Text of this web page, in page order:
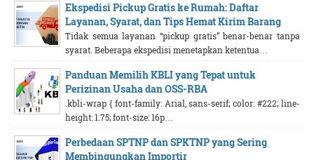
Ekspedisi Pickup Gratis ke Rumah: Daftar
Layanan, Syarat, dan Tips Hemat Kirim Barang
Tidak semua layanan “pickup gratis” benar-benar tanpa
syarat. Beberapa ekspedisi menetapkan ketentua…
Panduan Memilih KBLI yang Tepat untuk
Perizinan Usaha dan OSS-RBA
.kbli-wrap { font-family: Arial, sans-serif; color: #222; line-
height: 1.75; font-size: 16p…
Perbedaan SPTNP dan SPKTNP yang Sering
Membingungkan Importir